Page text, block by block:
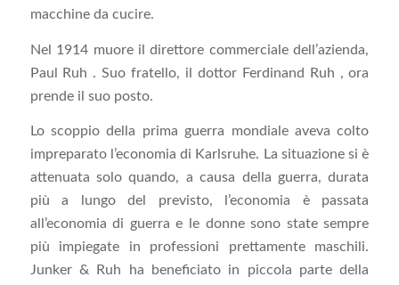
macchine da cucire.
Nel 1914 muore il direttore commerciale dell’azienda,
Paul Ruh . Suo fratello, il dottor Ferdinand Ruh , ora
prende il suo posto.
Lo scoppio della prima guerra mondiale aveva colto
impreparato l’economia di Karlsruhe. La situazione si è
attenuata solo quando, a causa della guerra, durata
più a lungo del previsto, l’economia è passata
all’economia di guerra e le donne sono state sempre
più impiegate in professioni prettamente maschili.
Junker & Ruh ha beneficiato in piccola parte della